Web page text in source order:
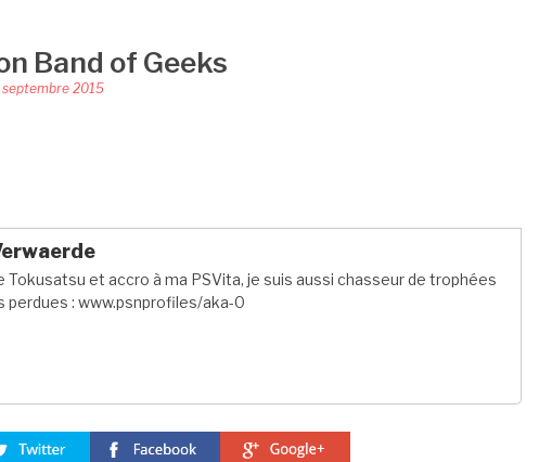
Band of Geeks
2015
Tokusatsu et accro à ma PSVita, je suis aussi chasseur de trophées
perdues : www.psnprofiles/aka-0